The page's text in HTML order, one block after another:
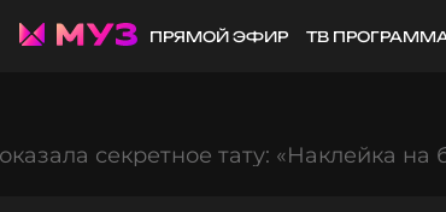
ПРЯМОЙ ЭФИР ТВ
секретное тату: «Наклейка на